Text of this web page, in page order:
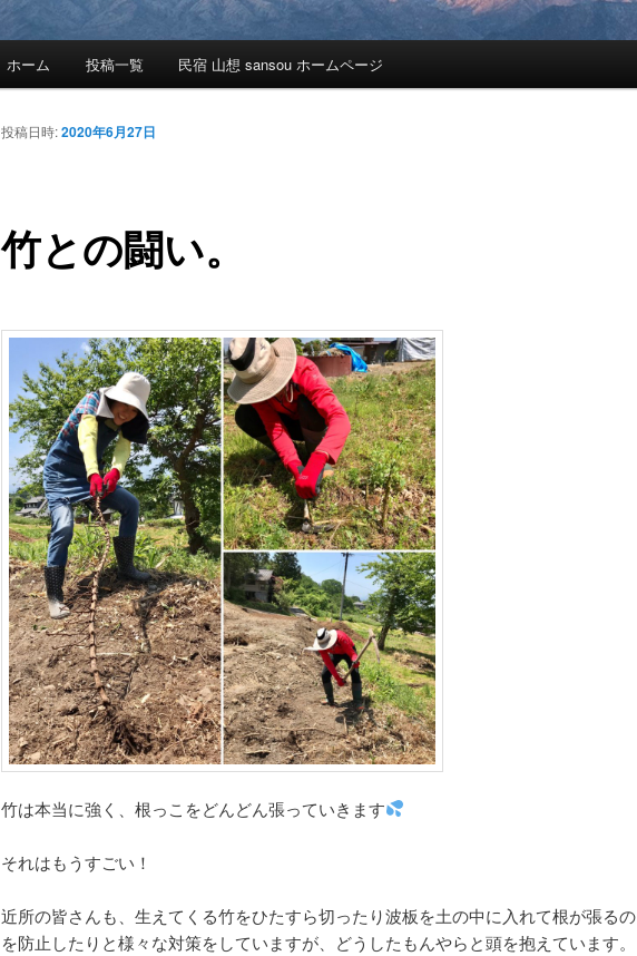
メ
イ
コ
テ
ン
ツ
へ
移
動
ホーム 投稿一覧 民宿 山想 sansou ホームページ
竹との闘い。
投稿日時:2020年6月27日
竹は本当に強く、根っこをどんどん張っていきます
それはもうすごい！
近所の皆さんも、生えてくる竹をひたすら切ったり波板を土の中に入れて根が張るの
を防止したりと様々な対策をしていますが、どうしたもんやらと頭を抱えています。